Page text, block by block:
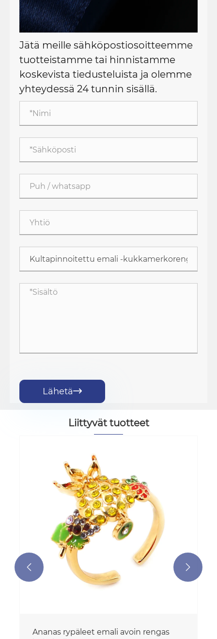
Jätä meille sähköpostiosoitteemme
tuotteistamme tai hinnistamme
koskevista tiedusteluista ja olemme
yhteydessä 24 tunnin sisällä.
Lähetä
Liittyvät tuotteet
Hopea päällystetty neljä lehden apila
pyörivää messinkirengas
Katso lisää >>
 